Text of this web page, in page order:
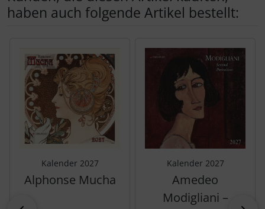
haben auch folgende Artikel bestellt:
Kalender 2027
Alphonse Mucha
Kalender 2027
Amedeo
Modigliani –